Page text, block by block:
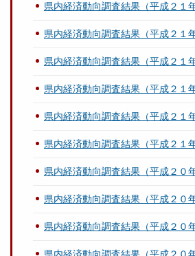
県内経済動向調査結果（平成２１
県内経済動向調査結果（平成２１
県内経済動向調査結果（平成２１
県内経済動向調査結果（平成２１
県内経済動向調査結果（平成２１
県内経済動向調査結果（平成２１
県内経済動向調査結果（平成２０
県内経済動向調査結果（平成２０
県内経済動向調査結果（平成２０